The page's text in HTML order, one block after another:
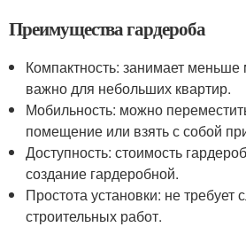
Преимущества гардероба
Компактность: занимает меньше
важно для небольших квартир.
Мобильность: можно
помещение или взять с собой
Доступность: стоимость
создание гардеробной.
Простота установки: не требует
строительных работ.